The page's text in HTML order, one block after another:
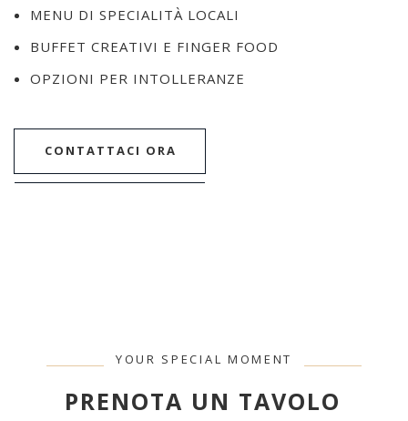
MENU DI SPECIALITÀ LOCALI
BUFFET CREATIVI E FINGER FOOD
OPZIONI PER INTOLLERANZE
CONTATTACI ORA
YOUR SPECIAL MOMENT
PRENOTA UN TAVOLO